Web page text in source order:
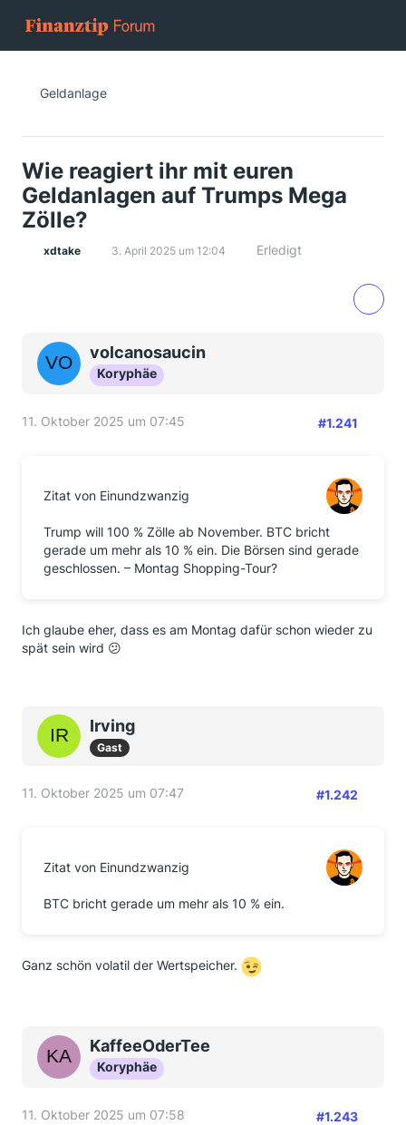
Geldanlage
Wie reagiert ihr mit euren
Geldanlagen auf Trumps Mega
Zölle?
xdtake 3. April 2025 um 12:04 Erledigt
volcanosaucin
Koryphäe
11. Oktober 2025 um 07:45 #1.241
Zitat von Einundzwanzig
Trump will 100 % Zölle ab November. BTC bricht
gerade um mehr als 10 % ein. Die Börsen sind gerade
geschlossen. – Montag Shopping-Tour?
Ich glaube eher, dass es am Montag dafür schon wieder zu
spät sein wird 😕
Irving
Gast
11. Oktober 2025 um 07:47 #1.242
Zitat von Einundzwanzig
BTC bricht gerade um mehr als 10 % ein.
Ganz schön volatil der Wertspeicher.
KaffeeOderTee
Koryphäe
11. Oktober 2025 um 07:58 #1.243